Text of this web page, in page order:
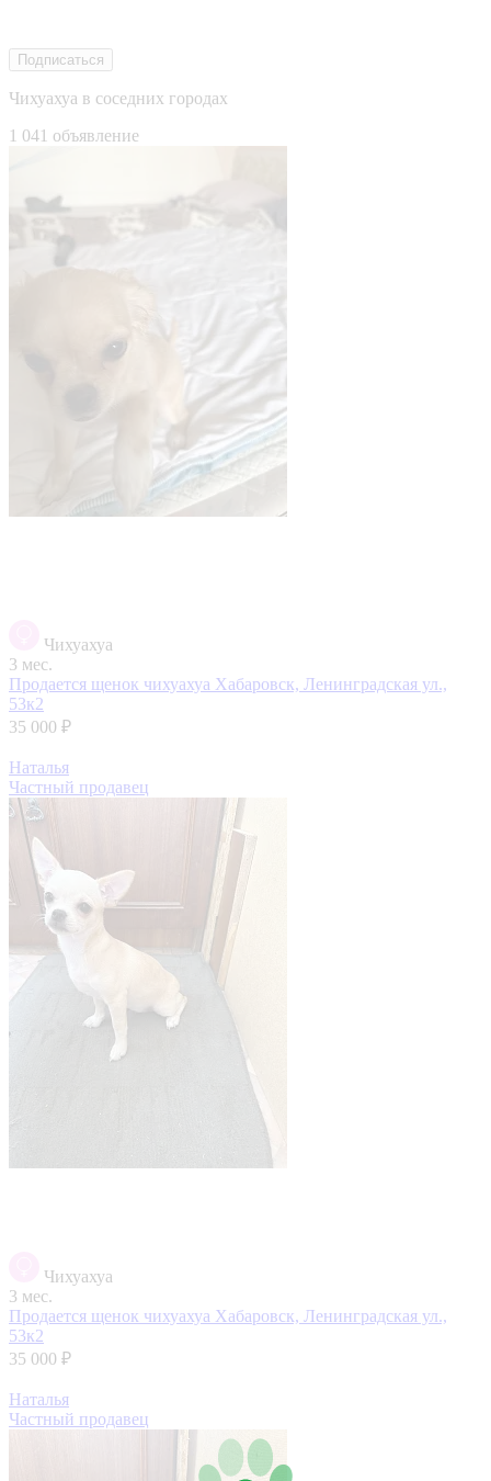
Подписаться
Чихуахуа в соседних городах
1 041 объявление
Чихуахуа
3 мес.
Продается щенок чихуахуа Хабаровск, Ленинградская ул.,
53к2
35 000 ₽
Наталья
Частный продавец
Чихуахуа
3 мес.
Продается щенок чихуахуа Хабаровск, Ленинградская ул.,
53к2
35 000 ₽
Наталья
Частный продавец